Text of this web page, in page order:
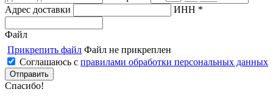
Адрес доставки
ИНН *
Файл
Прикрепить файл Файл не прикреплен
Соглашаюсь с правилами обработки персональных данных
Спасибо!